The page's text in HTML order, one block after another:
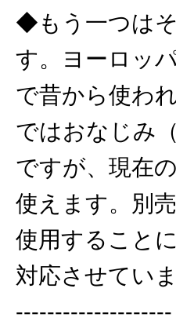
◆もう一つは
す。ヨーロッ
で昔から使わ
ではおなじみ
ですが、現在
使えます。別
使用すること
対応させていま
--------------------